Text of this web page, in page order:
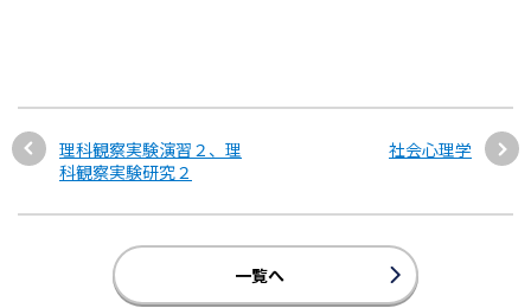
理科観察実験演習２、理
科観察実験研究２
社会心理学
一覧へ